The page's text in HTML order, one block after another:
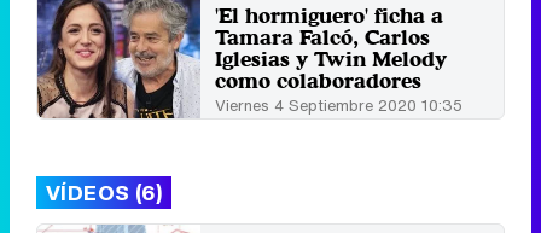
'El hormiguero' ficha a
Tamara Falcó, Carlos
Iglesias y Twin Melody
como colaboradores
Viernes 4 Septiembre 2020 10:35
VÍDEOS (6)